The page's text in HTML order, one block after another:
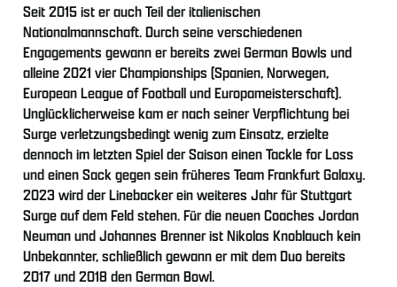
Seit 2015 ist er auch Teil der italienischen
Nationalmannschaft. Durch seine verschiedenen
Engagements gewann er bereits zwei German Bowls und
alleine 2021 vier Championships (Spanien, Norwegen,
European League of Football und Europameisterschaft).
Unglücklicherweise kam er nach seiner Verpflichtung bei
Surge verletzungsbedingt wenig zum Einsatz, erzielte
dennoch im letzten Spiel der Saison einen Tackle for Loss
und einen Sack gegen sein früheres Team Frankfurt Galaxy.
2023 wird der Linebacker ein weiteres Jahr für Stuttgart
Surge auf dem Feld stehen. Für die neuen Coaches Jordan
Neuman und Johannes Brenner ist Nikolas Knoblauch kein
Unbekannter, schließlich gewann er mit dem Duo bereits
2017 und 2018 den German Bowl.